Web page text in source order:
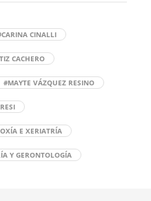
CINALLI
CACHERO
#MAYTE VÁZQUEZ RESINO
E XERIATRÍA
Y GERONTOLOGÍA